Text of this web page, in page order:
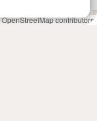
contributors